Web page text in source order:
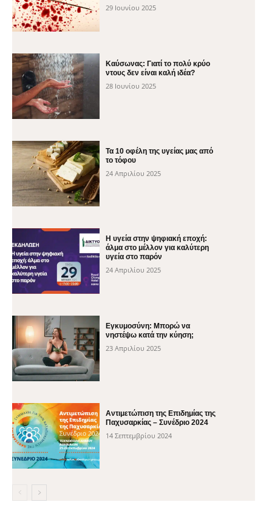
29 Ιουνίου 2025
Καύσωνας: Γιατί το πολύ κρύο
ντους δεν είναι καλή ιδέα?
28 Ιουνίου 2025
Τα 10 οφέλη της υγείας μας από
το τόφου
24 Απριλίου 2025
H υγεία στην ψηφιακή εποχή:
άλμα στο μέλλον για καλύτερη
υγεία στο παρόν
24 Απριλίου 2025
Εγκυμοσύνη: Μπορώ να
νηστέψω κατά την κύηση;
23 Απριλίου 2025
Αντιμετώπιση της Επιδημίας της
Παχυσαρκίας – Συνέδριο 2024
14 Σεπτεμβρίου 2024